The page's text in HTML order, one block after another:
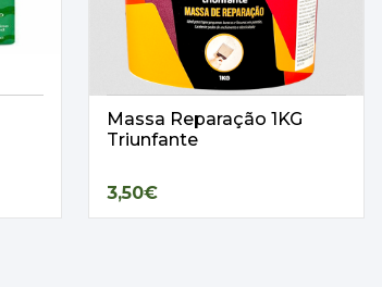
Massa Reparação 1KG
Triunfante
3,50€